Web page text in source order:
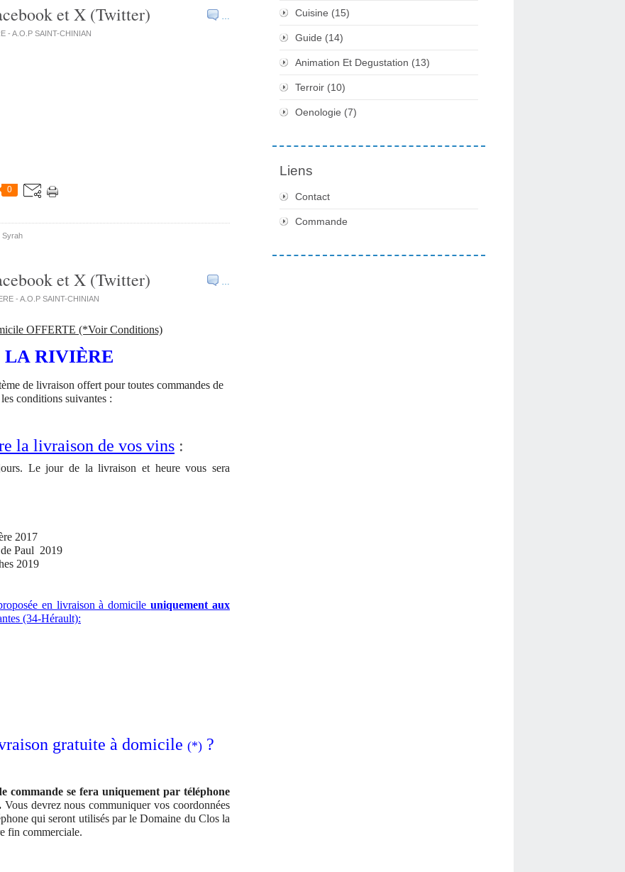
…
et X (Twitter)
- A.O.P SAINT-CHINIAN
0
Syrah
…
et X (Twitter)
- A.O.P SAINT-CHINIAN
OFFERTE (*Voir Conditions)
LA RIVIÈRE
de livraison offert pour toutes commandes de
conditions suivantes :
la livraison de vos vins :
Le jour de la livraison et heure vous sera
2017
Paul 2019
2019
en livraison à domicileuniquement aux
(34-Hérault):
gratuite à domicile (*) ?
commande se fera uniquement par téléphone
Vous devrez nous communiquer vos coordonnées
qui seront utilisés par le Domaine du Clos la
fin commerciale.
Cuisine (15)
Guide (14)
Animation Et Degustation (13)
Terroir (10)
Oenologie (7)
Liens
Contact
Commande